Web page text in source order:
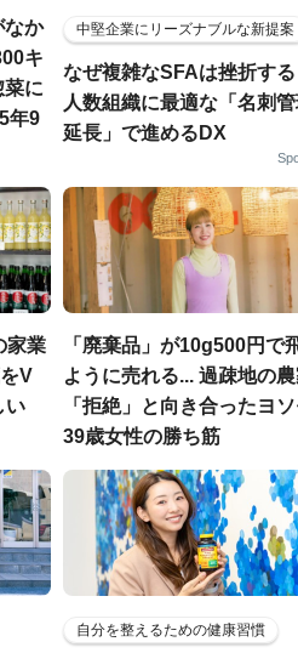
なか
キ
菜に
年9
中堅企業にリーズナブルな新提案
なぜ複雑なSFAは挫折す
人数組織に最適な「名刺
延長」で進めるDX
家業
V
い
「廃棄品」が10g500円で
ように売れる... 過疎地の
「拒絶」と向き合ったヨ
39歳女性の勝ち筋
自分を整えるための健康習慣